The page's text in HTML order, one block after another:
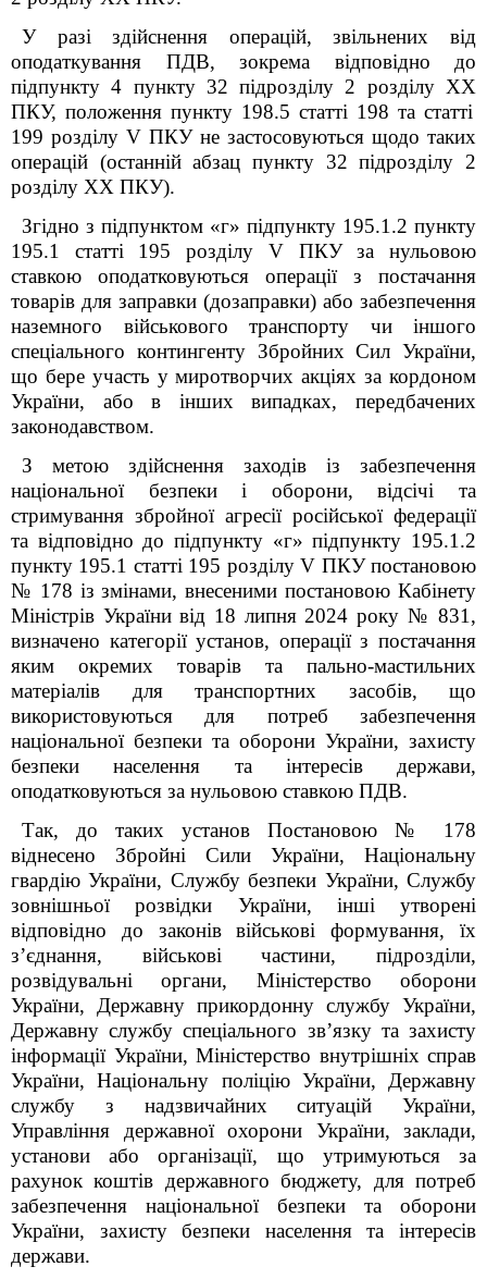
У разі здійснення операцій, звільнених від
оподаткування ПДВ, зокрема відповідно до
підпункту 4 пункту 32підрозділу 2 розділу XX
ПКУ, положення пункту 198.5 статті 198 та статті
199 розділу V ПКУ не застосовуються щодо таких
операцій (останній абзац пункту 32 підрозділу 2
розділу XX ПКУ).
Згідно з підпунктом «г» підпункту 195.1.2 пункту
195.1 статті 195 розділу V ПКУ за нульовою
ставкою оподатковуються операції з постачання
товарів для заправки (дозаправки) або забезпечення
наземного військового транспорту чи іншого
спеціального контингенту Збройних Сил України,
що бере участь у миротворчих акціях за кордоном
України, або в інших випадках, передбачених
законодавством.
З метою здійснення заходів із забезпечення
національної безпеки і оборони, відсічі та
стримування збройної агресії російської федерації
та відповідно до підпункту «г» підпункту 195.1.2
пункту 195.1 статті 195 розділу V ПКУпостановою
№ 178 із змінами, внесеними постановою Кабінету
Міністрів України від 18 липня 2024 року № 831,
визначено категорії установ, операції з постачання
яким окремих товарів та пально-мастильних
матеріалів для транспортних засобів, що
використовуються для потреб забезпечення
національної безпеки та оборони України, захисту
безпеки населення та інтересів держави,
оподатковуються за нульовою ставкою ПДВ.
Так, до таких установ Постановою № 178
віднесено Збройні Сили України, Національну
гвардію України, Службу безпеки України, Службу
зовнішньої розвідки України, інші утворені
відповідно до законів військові формування, їх
з’єднання, військові частини, підрозділи,
розвідувальні органи, Міністерство оборони
України, Державну прикордонну службу України,
Державну службу спеціального зв’язку та захисту
інформації України, Міністерство внутрішніх справ
України, Національну поліцію України, Державну
службу з надзвичайних ситуацій України,
Управління державної охорони України, заклади,
установи або організації, що утримуються за
рахунок коштів державного бюджету, для потреб
забезпечення національної безпеки та оборони
України, захисту безпеки населення та інтересів
держави.